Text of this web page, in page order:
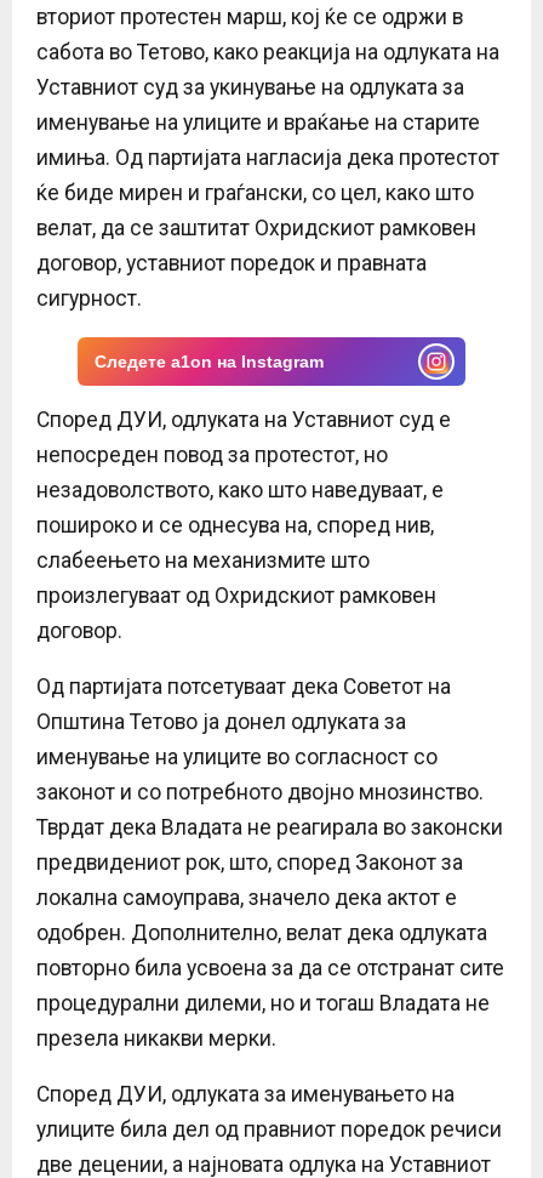
U
вториот протестен марш, кој ќе се одржи в
сабота во Тетово, како реакција на одлуката на
Уставниот суд за укинување на одлуката за
именување на улиците и враќање на старите
имиња. Од партијата нагласија дека протестот
ќе биде мирен и граѓански, со цел, како што
велат, да се заштитат Охридскиот рамковен
договор, уставниот поредок и правната
сигурност.
Следете a1on на Instagram
Според ДУИ, одлуката на Уставниот суд е
непосреден повод за протестот, но
незадоволството, како што наведуваат, е
пошироко и се однесува на, според нив,
слабеењето на механизмите што
произлегуваат од Охридскиот рамковен
договор.
Од партијата потсетуваат дека Советот на
Општина Тетово ја донел одлуката за
именување на улиците во согласност со
законот и со потребното двојно мнозинство.
Тврдат дека Владата не реагирала во законски
предвидениот рок, што, според Законот за
локална самоуправа, значело дека актот е
одобрен. Дополнително, велат дека одлуката
повторно била усвоена за да се отстранат сите
процедурални дилеми, но и тогаш Владата не
презела никакви мерки.
Според ДУИ, одлуката за именувањето на
улиците била дел од правниот поредок речиси
две децении, а најновата одлука на Уставниот